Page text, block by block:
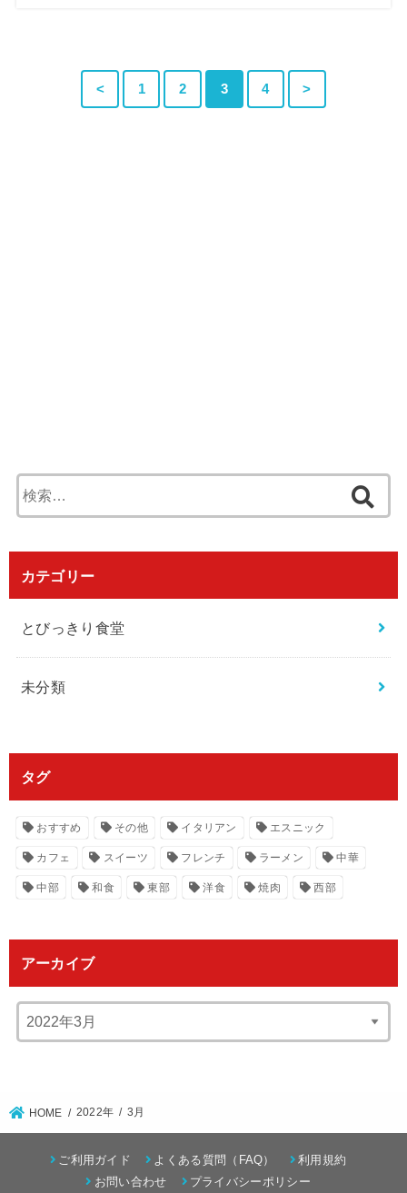
< 1 2 3 4 >
索
カテゴリー
とびっきり食堂
未分類
タグ
おすすめ その他 イタリアン エスニック
カフェ スイーツ フレンチ ラーメン 中華
中部 和食 東部 洋食 焼肉 西部
アーカイブ
HOME 2022年 3月
ご利用ガイド よくある質問（FAQ）
利用規約
お問い合わせ
プライバシーポリシー